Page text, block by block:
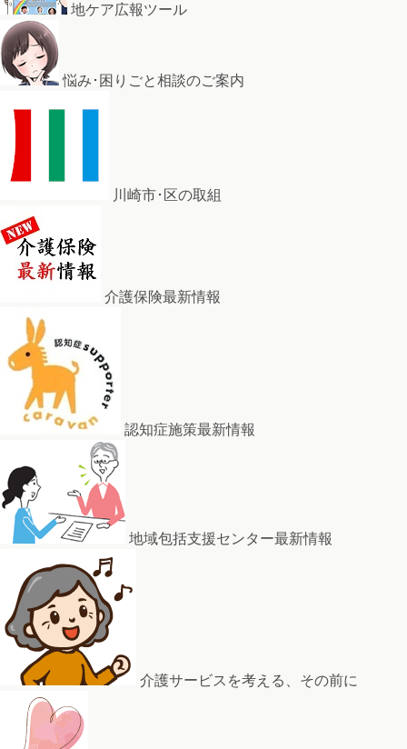
地ケア広報ツール
悩み･困りごと相談のご案内
川崎市･区の取組
介護保険最新情報
認知症施策最新情報
地域包括支援センター最新情報
介護サービスを考える、その前に